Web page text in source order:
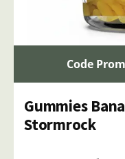
Code
Gummies
Stormrock